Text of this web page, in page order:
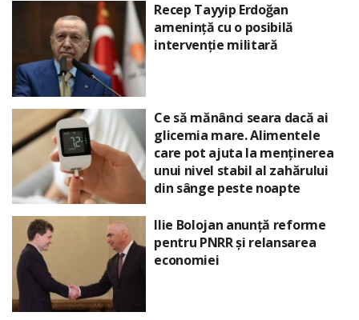
Recep Tayyip Erdoğan
amenință cu o posibilă
intervenție militară
Ce să mănânci seara dacă ai
glicemia mare. Alimentele
care pot ajuta la menținerea
unui nivel stabil al zahărului
din sânge peste noapte
Ilie Bolojan anunță reforme
pentru PNRR și relansarea
economiei